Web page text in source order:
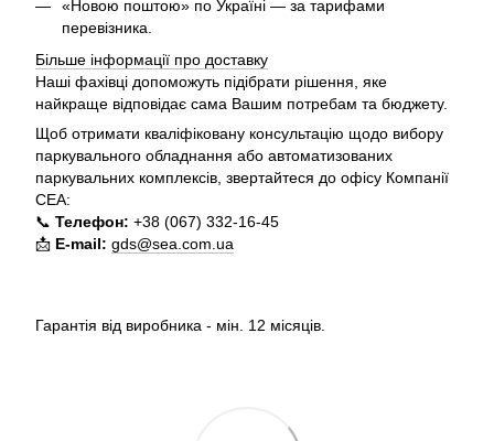
«Новою поштою» по Україні — за тарифами
перевізника.
Більше інформації про доставку
Наші фахівці допоможуть підібрати рішення, яке
найкраще відповідає сама Вашим потребам та бюджету.
Щоб отримати кваліфіковану консультацію щодо вибору
паркувального обладнання або автоматизованих
паркувальних комплексів, звертайтеся до офісу Компанії
СЕА:
📞 Телефон: +38 (067) 332-16-45
📩 E-mail: gds@sea.com.ua
Гарантія від виробника - мін. 12 місяців.